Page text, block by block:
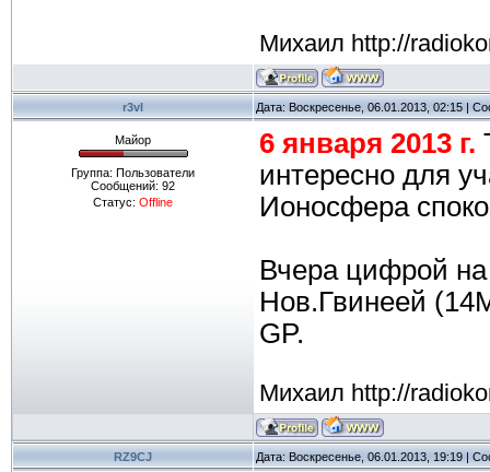
Михаил http://
r3vl Дата: Воскресенье, 06.01.2013, 02:15 |
Майор
Группа: Пользователи
Сообщений: 92
Статус: Offline
6 января 2013 г.
интересно для
Ионосфера
Вчера цифрой на
Нов.Гвинеей
GP.
Михаил http://
RZ9CJ Дата: Воскресенье, 06.01.2013, 19:19 |